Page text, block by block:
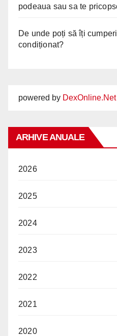
podeaua sau sa te
De unde poți să îți
condiționat?
powered by DexOnline.Net
ARHIVE ANUALE
2026
2025
2024
2023
2022
2021
2020